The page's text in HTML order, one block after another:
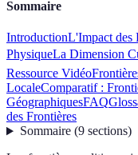
Sommaire
IntroductionL'Impact des
PhysiqueLa Dimension
Ressource Vidéo
LocaleComparatif :
GéographiquesFAQ
des Frontières
Sommaire(9 sections)